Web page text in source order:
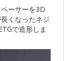
ーサーを3D
くなったネジ
で造形しま